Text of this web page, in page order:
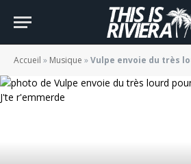
Accueil » Musique »Vulpe envoie du très lourd pour son